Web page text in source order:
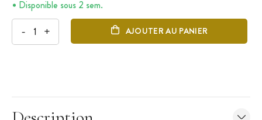
Disponible sous 2 sem.
- + AJOUTER AU PANIER